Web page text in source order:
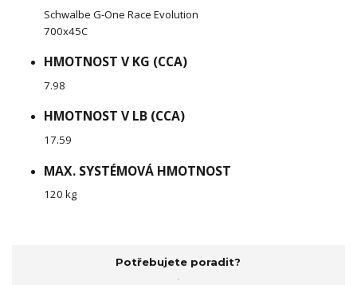
Schwalbe G-One Race Evolution
700x45C
HMOTNOST V KG (CCA)
7.98
HMOTNOST V LB (CCA)
17.59
MAX. SYSTÉMOVÁ HMOTNOST
120 kg
Potřebujete poradit?